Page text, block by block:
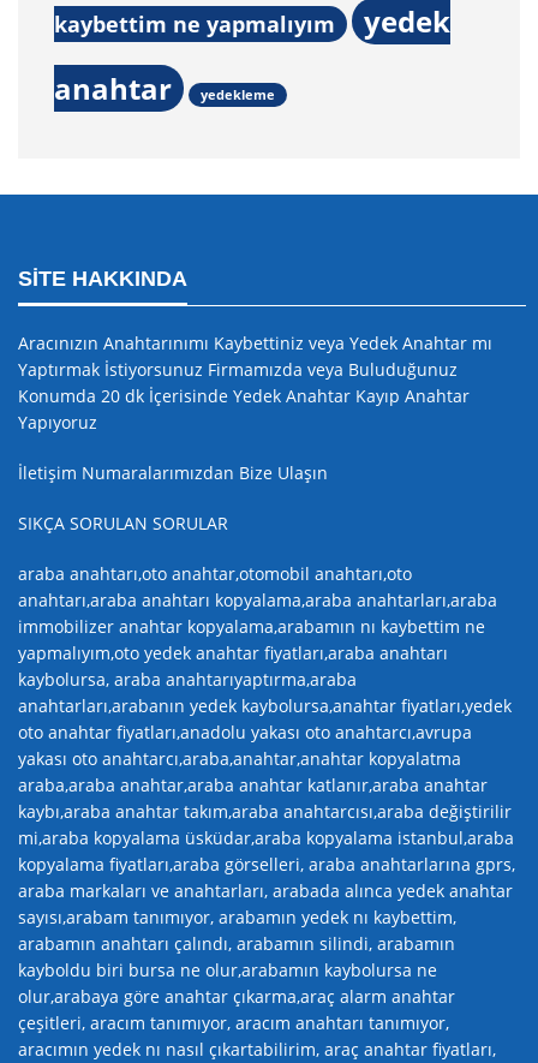
kaybettim ne yapmalıyım
yedek
anahtar
yedekleme
SITE HAKKINDA
Aracınızın Anahtarınımı Kaybettiniz veya Yedek Anahtar mı
Yaptırmak İstiyorsunuz Firmamızda veya Buluduğunuz
Konumda 20 dk İçerisinde Yedek Anahtar Kayıp Anahtar
Yapıyoruz
İletişim Numaralarımızdan Bize Ulaşın
SIKÇA SORULAN SORULAR
araba anahtarı,oto anahtar,otomobil anahtarı,oto
anahtarı,araba anahtarı kopyalama,araba anahtarları,araba
immobilizer anahtar kopyalama,arabamın nı kaybettim ne
yapmalıyım,oto yedek anahtar fiyatları,araba anahtarı
kaybolursa, araba anahtarıyaptırma,araba
anahtarları,arabanın yedek kaybolursa,anahtar fiyatları,yedek
oto anahtar fiyatları,anadolu yakası oto anahtarcı,avrupa
yakası oto anahtarcı,araba,anahtar,anahtar kopyalatma
araba,araba anahtar,araba anahtar katlanır,araba anahtar
kaybı,araba anahtar takım,araba anahtarcısı,araba değiştirilir
mi,araba kopyalama üsküdar,araba kopyalama istanbul,araba
kopyalama fiyatları,araba görselleri, araba anahtarlarına gprs,
araba markaları ve anahtarları, arabada alınca yedek anahtar
sayısı,arabam tanımıyor, arabamın yedek nı kaybettim,
arabamın anahtarı çalındı, arabamın silindi, arabamın
kayboldu biri bursa ne olur,arabamın kaybolursa ne
olur,arabaya göre anahtar çıkarma,araç alarm anahtar
çeşitleri, aracım tanımıyor, aracım anahtarı tanımıyor,
aracımın yedek nı nasıl çıkartabilirim, araç anahtar fiyatları,